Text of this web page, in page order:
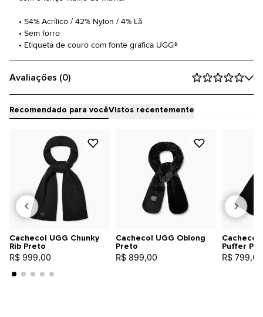
• 54% Acrílico / 42% Nylon / 4% Lã
• Sem forro
• Etiqueta de couro com fonte gráfica UGG®
Avaliações (0)
Recomendado para vocêVistos recentemente
Cachecol UGG Chunky
Rib Preto
R$ 999,00
Cachecol UGG Oblong
Preto
R$ 899,00
Cachecol
Puffer
R$ 799,00